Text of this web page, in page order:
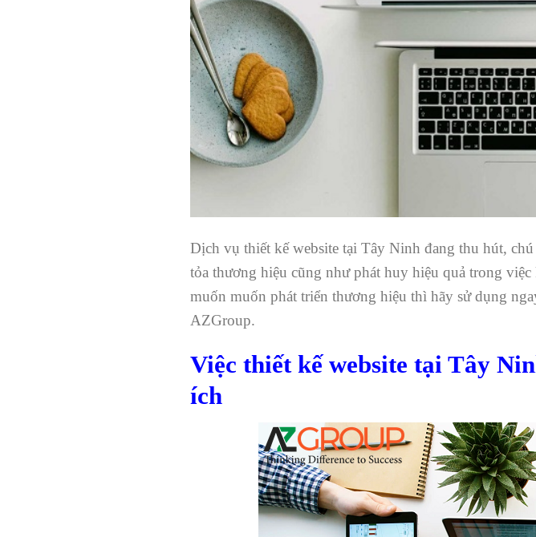
Dịch vụ thiết kế website tại Tây Ninh đang thu hút,
tỏa thương hiệu cũng như phát huy hiệu quả trong
muốn muốn phát triển thương hiệu thì hãy sử dụng
AZGroup.
Việc thiết kế website tại Tây
ích